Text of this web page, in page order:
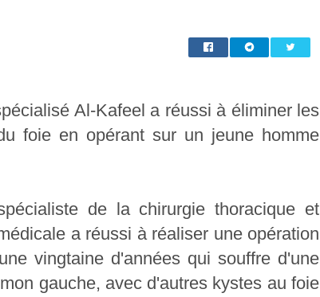
Al-Kafeel a réussi à éliminer les
foie en opérant sur un jeune homme
de la chirurgie thoracique et
a réussi à réaliser une opération
vingtaine d'années qui souffre d'une
gauche, avec d'autres kystes au foie